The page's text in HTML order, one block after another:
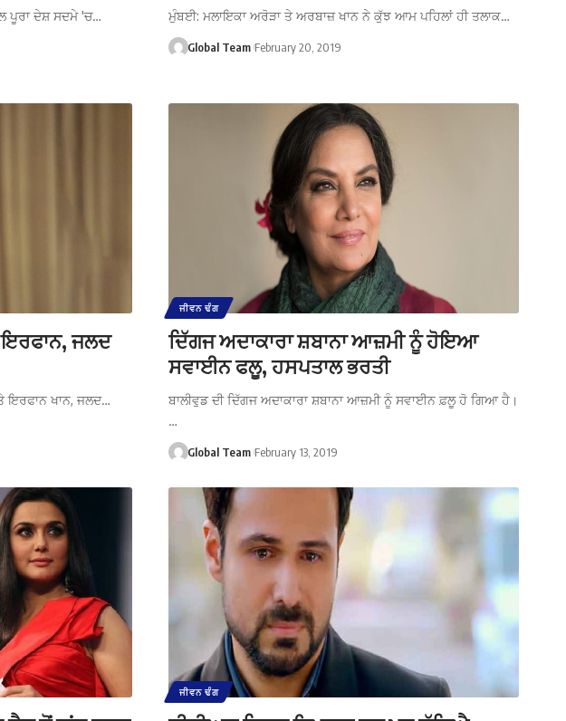
ਪੂਰਾ ਦੇਸ਼ ਸਦਮੇ 'ਚ… ਮੁੰਬਈ: ਮਲਾਇਕਾ ਅਰੋੜਾ ਤੇ ਅਰਬਾਜ਼ ਖਾਨ ਨੇ ਕੁੱਝ ਆਮ ਪਹਿਲਾਂ ਹੀ ਤਲਾਕ…
Global Team February 20, 2019
ਜਲਦ
ਇਰਫਾਨ ਖਾਨ, ਜਲਦ…
ਜੀਵਨ ਢੰਗ
ਦਿੱਗਜ ਅਦਾਕਾਰਾ ਸ਼ਬਾਨਾ ਆਜ਼ਮੀ ਨੂੰ ਹੋਇਆ
ਸਵਾਈਨ ਫਲੂ, ਹਸਪਤਾਲ ਭਰਤੀ
ਬਾਲੀਵੁਡ ਦੀ ਦਿੱਗਜ ਅਦਾਕਾਰਾ ਸ਼ਬਾਨਾ ਆਜ਼ਮੀ ਨੂੰ ਸਵਾਈਨ ਫ਼ਲੂ ਹੋ ਗਿਆ ਹੈ।
…
Global Team February 13, 2019
ਜੀਵਨ ਢੰਗ